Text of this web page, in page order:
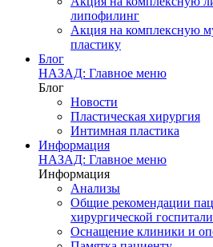
липофилинг
Акция на комплексную
пластику
Блог
НАЗАД: Главное меню
Блог
Новости
Пластическая хирургия
Интимная пластика
Информация
НАЗАД: Главное меню
Информация
Анализы
Общие рекомендации
хирургической
Оснащение клиники и